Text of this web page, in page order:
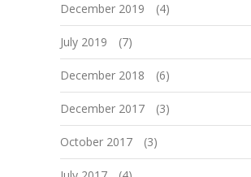
December 2019 (4)
July 2019 (7)
December 2018 (6)
December 2017 (3)
October 2017 (3)